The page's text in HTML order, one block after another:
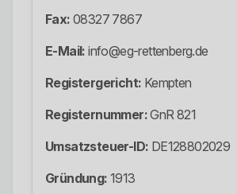
Fax: 08327 7867
E-Mail: info@eg-rettenberg.de
Registergericht: Kempten
Registernummer:GnR 821
Umsatzsteuer-ID: DE128802029
Gründung: 1913